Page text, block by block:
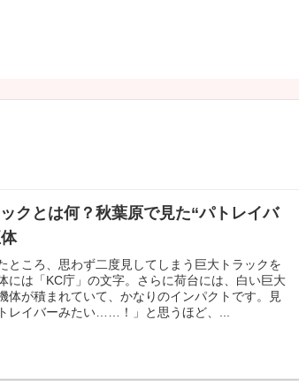
ックとは何？秋葉原で見た“パトレイバ
ところ、思わず二度見してしまう巨大トラックを
には「KC庁」の文字。さらに荷台には、白い巨大
体が積まれていて、かなりのインパクトです。見
レイバーみたい……！」と思うほど、...